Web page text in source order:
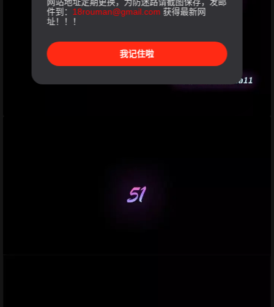
件到： 18rouman@gmail.com 获得最新网
址！！！
我记住啦